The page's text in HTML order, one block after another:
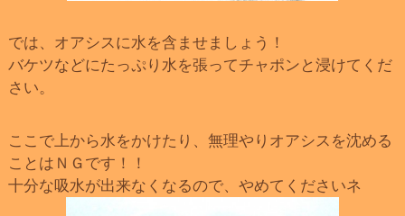
では、オアシスに水を含ませましょう！
バケツなどにたっぷり水を張ってチャポンと浸けてくだ
さい。
ここで上から水をかけたり、無理やりオアシスを沈める
ことはＮＧです！！
十分な吸水が出来なくなるので、やめてくださいネ